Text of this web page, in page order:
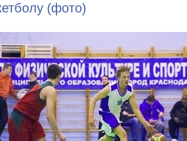
(фото)